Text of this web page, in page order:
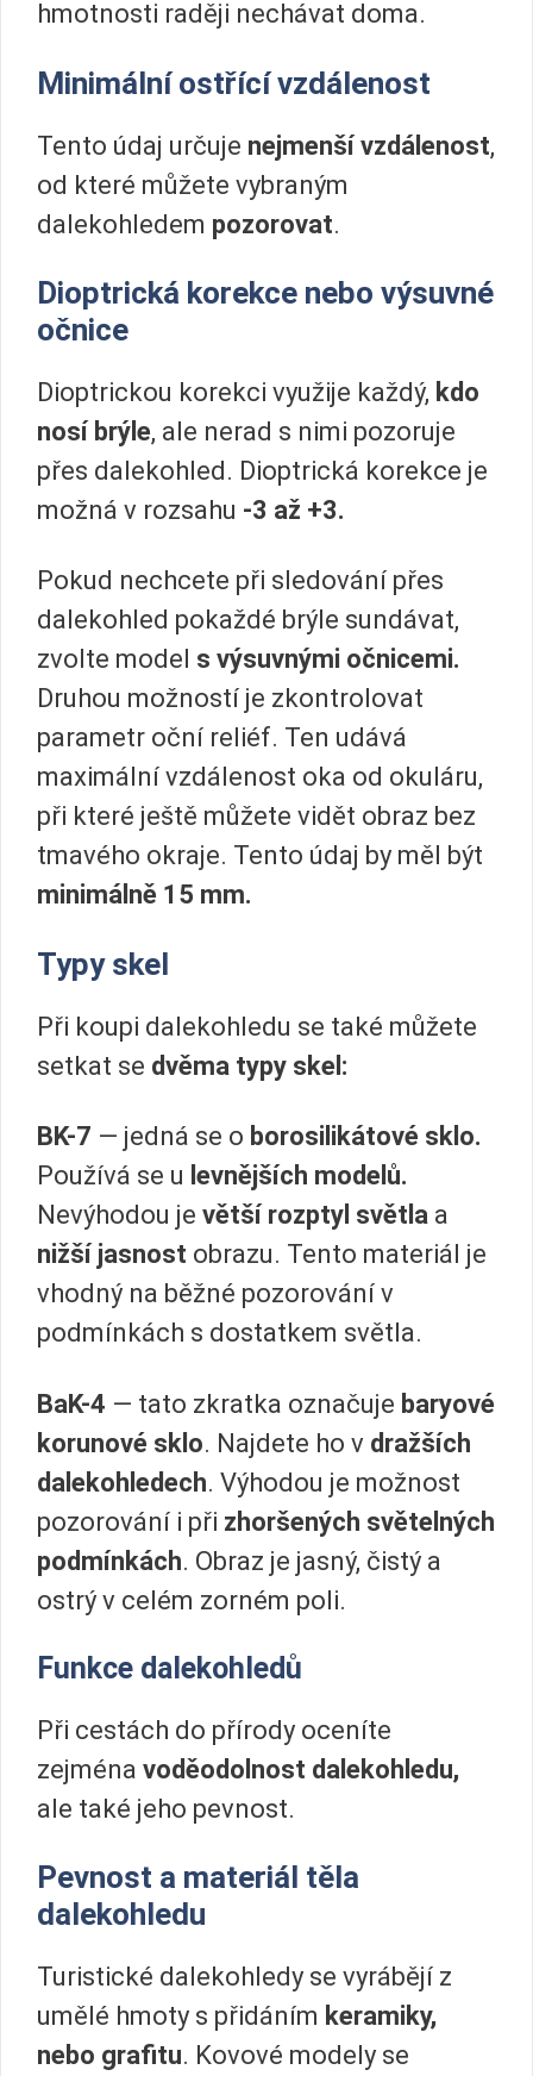
hmotnosti raději nechávat doma.
Minimální ostřící vzdálenost
Tento údaj určuje nejmenší vzdálenost,
od které můžete vybraným
dalekohledem pozorovat.
Dioptrická korekce nebo výsuvné
očnice
Dioptrickou korekci využije každý, kdo
nosí brýle, ale nerad s nimi pozoruje
přes dalekohled. Dioptrická korekce je
možná v rozsahu -3 až +3.
Pokud nechcete při sledování přes
dalekohled pokaždé brýle sundávat,
zvolte model s výsuvnými očnicemi.
Druhou možností je zkontrolovat
parametr oční reliéf. Ten udává
maximální vzdálenost oka od okuláru,
při které ještě můžete vidět obraz bez
tmavého okraje. Tento údaj by měl být
minimálně 15 mm.
Typy skel
Při koupi dalekohledu se také můžete
setkat se dvěma typy skel:
BK-7 — jedná se o borosilikátové sklo.
Používá se u levnějších modelů.
Nevýhodou je větší rozptyl světla a
nižší jasnost obrazu. Tento materiál je
vhodný na běžné pozorování v
podmínkách s dostatkem světla.
BaK-4 — tato zkratka označuje baryové
korunové sklo. Najdete ho v dražších
dalekohledech. Výhodou je možnost
pozorování i při zhoršených světelných
podmínkách. Obraz je jasný, čistý a
ostrý v celém zorném poli.
Funkce dalekohledů
Při cestách do přírody oceníte
zejména voděodolnost dalekohledu,
ale také jeho pevnost.
Pevnost a materiál těla
dalekohledu
Turistické dalekohledy se vyrábějí z
umělé hmoty s přidáním keramiky,
nebo grafitu. Kovové modely se